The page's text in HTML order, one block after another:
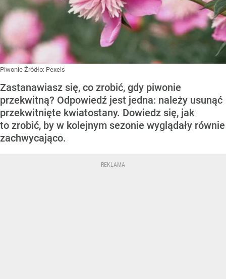
Piwonie Źródło: Pexels
Zastanawiasz się, co zrobić, gdy piwonie
przekwitną? Odpowiedź jest jedna: należy usunąć
przekwitnięte kwiatostany. Dowiedz się, jak
to zrobić, by w kolejnym sezonie wyglądały równie
zachwycająco.